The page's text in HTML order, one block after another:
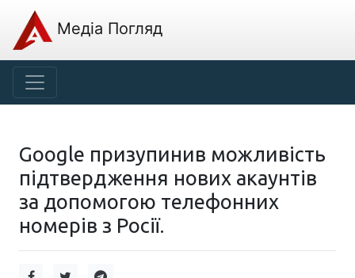
Медіа Погляд
Google призупинив можливість
підтвердження нових акаунтів
за допомогою телефонних
номерів з Росії.